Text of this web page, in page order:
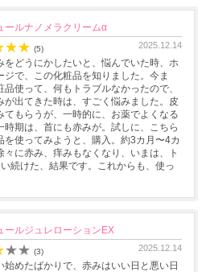
ールナノメラクリームα
★★ (5) 2025.12.14
をどうにかしたいと、悩んでいた時、ホ
ジで、この化粧品を知りました。今ま
品使って、何もトラブルなかったので、
が出てきた時は、すごく悩みました。皮
てもらうが、一時的に、お薬でよくなる
時期は、首にも赤みが。試しに、こちら
を使ってみようと、購入。約3カ月〜4カ
々に赤み、痒みもなくなり、いまは、ト
続けた、結果です。これからも、使っ
ールジュレローションEX
★★ (3) 2025.12.14
始めたばかりで、赤みはいい日と悪い日